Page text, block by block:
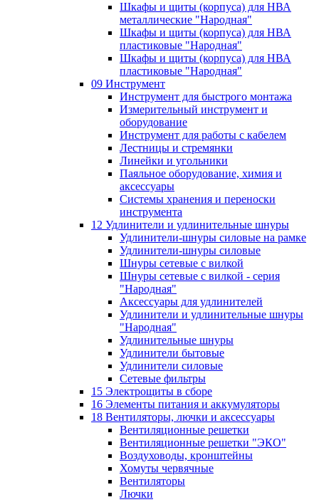
Шкафы и щиты (корпуса) для НВА
металлические "Народная"
Шкафы и щиты (корпуса) для НВА
пластиковые "Народная"
Шкафы и щиты (корпуса) для НВА
пластиковые "Народная"
09 Инструмент
Инструмент для быстрого монтажа
Измерительный инструмент и
оборудование
Инструмент для работы с кабелем
Лестницы и стремянки
Линейки и угольники
Паяльное оборудование, химия и
аксессуары
Системы хранения и переноски
инструмента
12 Удлинители и удлинительные шнуры
Удлинители-шнуры силовые на рамке
Удлинители-шнуры силовые
Шнуры сетевые с вилкой
Шнуры сетевые с вилкой - серия
"Народная"
Аксессуары для удлинителей
Удлинители и удлинительные шнуры
"Народная"
Удлинительные шнуры
Удлинители бытовые
Удлинители силовые
Сетевые фильтры
15 Электрощиты в сборе
16 Элементы питания и аккумуляторы
18 Вентиляторы, лючки и аксессуары
Вентиляционные решетки
Вентиляционные решетки "ЭКО"
Воздуховоды, кронштейны
Хомуты червячные
Вентиляторы
Лючки